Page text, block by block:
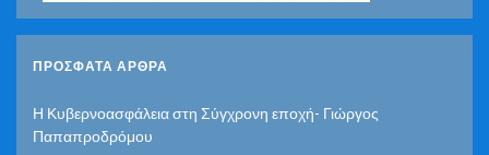
ΠΡΌΣΦΑΤΑ ΆΡΘΡΑ
Η Κυβερνοασφάλεια στη Σύγχρονη εποχή- Γιώργος
Παπαπροδρόμου